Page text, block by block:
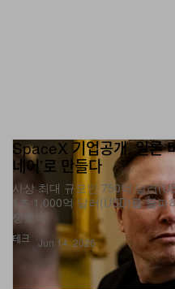
테크
SpaceX 기업공개, 일론
네어’로 만들다
사상 최대 규모인 750억 달러
1조 1,000억 달러(USD)를 돌
생했다.
Jun 14, 2026